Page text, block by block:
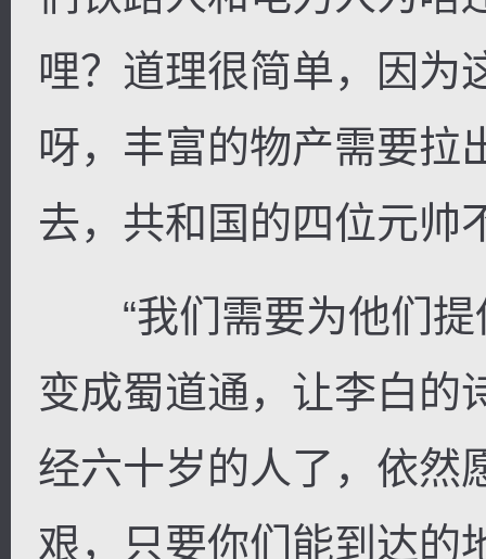
哩？道理很简单，因为
呀，丰富的物产需要拉
去，共和国的四位元帅
“我们需要为他们提
变成蜀道通，让李白的
经六十岁的人了，依然
艰，只要你们能到达的